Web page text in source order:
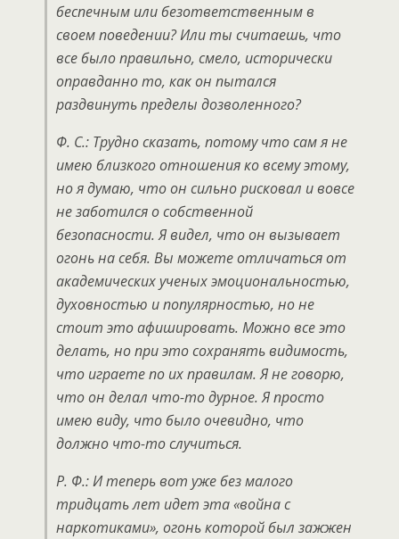
беспечным или безответственным в
своем поведении? Или ты считаешь, что
все было правильно, смело, исторически
оправданно то, как он пытался
раздвинуть пределы дозволенного?
Ф. С.: Трудно сказать, потому что сам я не
имею близкого отношения ко всему этому,
но я думаю, что он сильно рисковал и вовсе
не заботился о собственной
безопасности. Я видел, что он вызывает
огонь на себя. Вы можете отличаться от
академических ученых эмоциональностью,
духовностью и популярностью, но не
стоит это афишировать. Можно все это
делать, но при это сохранять видимость,
что играете по их правилам. Я не говорю,
что он делал что-то дурное. Я просто
имею виду, что было очевидно, что
должно что-то случиться.
Р. Ф.: И теперь вот уже без малого
тридцать лет идет эта «война с
наркотиками», огонь которой был зажжен